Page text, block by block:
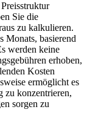
Sie die
zu kalkulieren.
Monats, basierend
werden keine
erhoben,
Kosten
ermöglicht es
zu konzentrieren,
sorgen zu